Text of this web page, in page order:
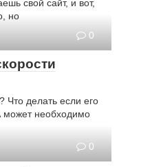
свой сайт, и вот,
но
0
Что делать если его
может необходимо
0